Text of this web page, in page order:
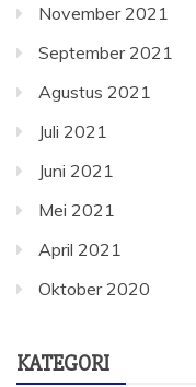
November 2021
September 2021
Agustus 2021
Juli 2021
Juni 2021
Mei 2021
April 2021
Oktober 2020
KATEGORI